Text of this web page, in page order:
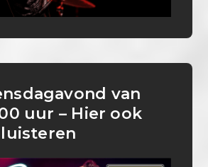
van
uur – Hier ook